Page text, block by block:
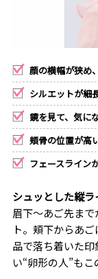
顔の横幅が狭め
シルエットが細
鏡を見て、気に
頬骨の位置が高
フェースライン
シュッとした縦ラ
眉下〜あご先ま
ト。頬下からあ
品で落ち着いた
い“卵形の人”もこ